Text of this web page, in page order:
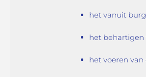
het vanuit
het behartigen
het voeren